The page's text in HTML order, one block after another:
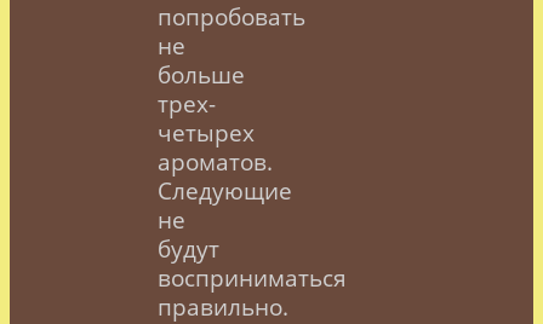
попробовать
не
больше
трех-
четырех
ароматов.
Следующие
не
будут
восприниматься
правильно.